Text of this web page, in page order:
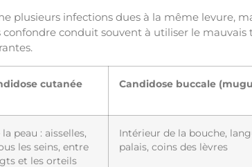
plusieurs infections dues à la même levure,
conduit souvent à utiliser le mauvais
cutanée Candidose buccale
peau : aisselles,
les seins, entre
et les orteils
Intérieur de la bouche,
palais, coins des lèvres